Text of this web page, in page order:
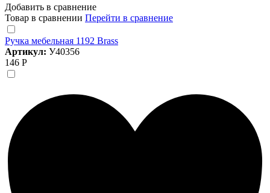
Добавить в сравнение
Товар в сравнении Перейти в сравнение
Ручка мебельная 1192 Brass
Артикул: У40356
146 Р